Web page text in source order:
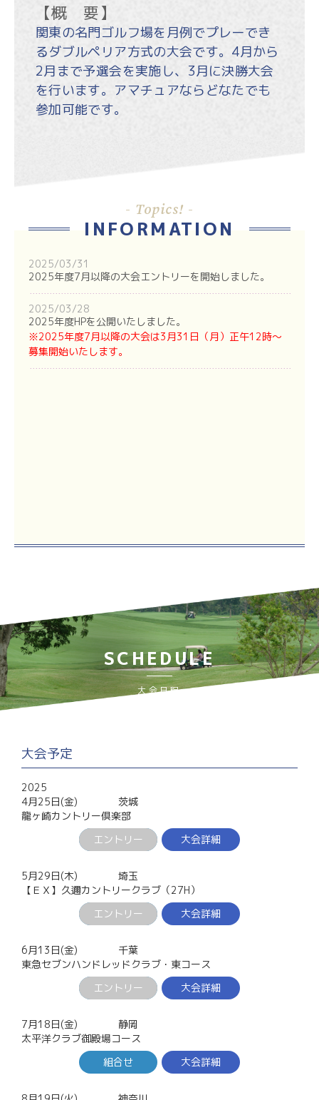
【概 要】
関東の名門ゴルフ場を月例でプレーでき
るダブルペリア方式の大会です。4月から
2月まで予選会を実施し、3月に決勝大会
を行います。アマチュアならどなたでも
参加可能です。
- Topics! -
INFORMATION
2025/03/31
2025年度7月以降の大会エントリーを開始しました。
2025/03/28
2025年度HPを公開いたしました。
※2025年度7月以降の大会は3月31日（月）正午12時～
募集開始いたします。
SCHEDULE
大会日程
大会予定
2025
4月25日(金)
茨城
龍ヶ崎カントリー倶楽部
エントリー
大会詳細
5月29日(木)
埼玉
【ＥＸ】久邇カントリークラブ（27H）
エントリー
大会詳細
6月13日(金)
千葉
東急セブンハンドレッドクラブ・東コース
エントリー
大会詳細
7月18日(金)
静岡
太平洋クラブ御殿場コース
組合せ
大会詳細